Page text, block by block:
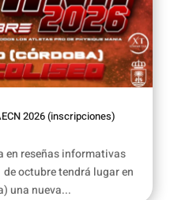
2026 (inscripciones)
en reseñas informativas
octubre tendrá lugar en
una nueva...